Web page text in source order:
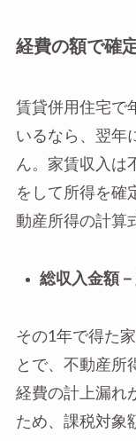
経費の額で確
賃貸併用住宅で
いるなら、翌年
ん。家賃収入は
をして所得を確
動産所得の計算
総収入金額
その1年で得た
とで、不動産所
経費の計上漏れ
ため、課税対象